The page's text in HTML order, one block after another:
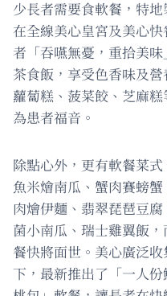
少長者需要食軟餐，特
在全線美心皇宮及美心
者「吞嚥無憂，重拾美
茶食飯，享受色香味及
蘿蔔糕、菠菜餃、芝麻
為患者福音。
除點心外，更有軟餐菜
魚米燴南瓜、蟹肉賽螃
肉燴伊麵、翡翠琵琶豆
菌小南瓜、瑞士雞翼飯
餐快將面世。美心廣泛
下，最新推出了「一人